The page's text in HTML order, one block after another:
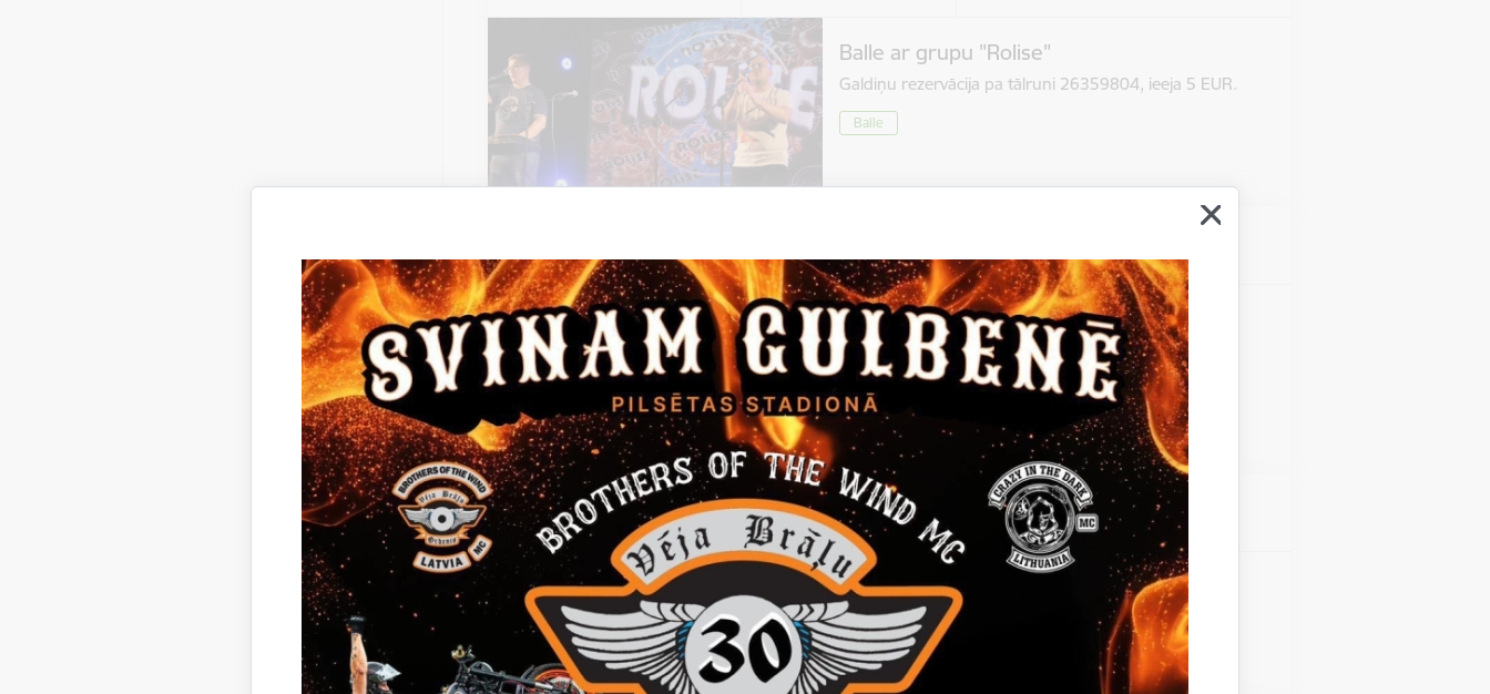
Balle ar grupu "Rolise"
Galdiņu rezervācija pa tālruni 26359804, ieeja 5 EUR.
Balle
14. janvāris, 2022 16.00 Gulbenes kultūras centrs
Filma "Janvāris"
Ieeja 5 EUR
Kino
Datums
24. marts, 2022
Laiks
12.00
Atrašanās vieta
Gulbenes kultūras centrs
Gulbenes novada skolēnu Teātra diena
24. martā Gulbenes kultūras centrā Gulbenes novada skolēnu Teātra diena
Pasākums